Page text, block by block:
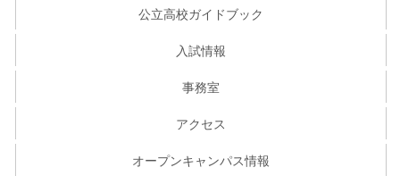
公立高校ガイドブック
入試情報
事務室
アクセス
オープンキャンパス情報